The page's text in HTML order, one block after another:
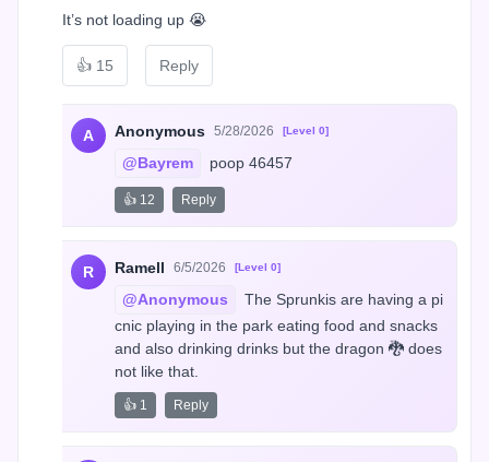
It’s not loading up 😭
👍 15 Reply
A Anonymous 5/28/2026 [Level 0]
@Bayrem poop 46457
👍 12 Reply
R Ramell 6/5/2026 [Level 0]
@Anonymous
The Sprunkis are having a pi
cnic playing in the park eating food and snacks
and also drinking drinks but the dragon 🐉 does
not like that.
👍 1 Reply